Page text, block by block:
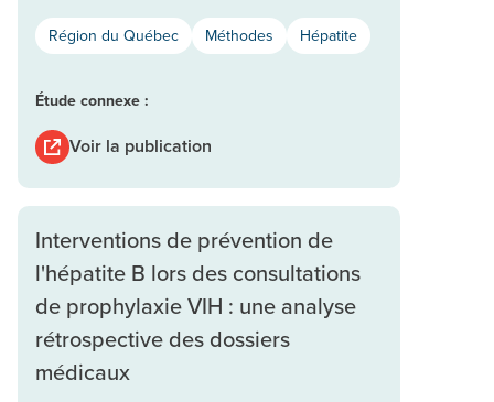
Région du Québec Méthodes Hépatite
Étude connexe :
Voir la publication
Interventions de prévention de
l'hépatite B lors des consultations
de prophylaxie VIH : une analyse
rétrospective des dossiers
médicaux